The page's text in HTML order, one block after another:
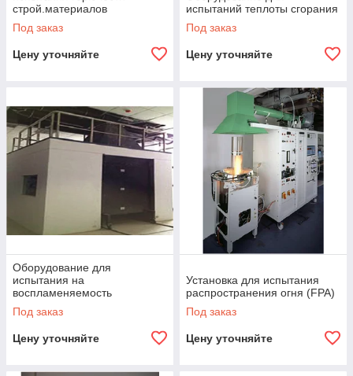
строй.материалов
Под заказ
Цену уточняйте
испытаний теплоты сгорания
Под заказ
Цену уточняйте
Оборудование для
испытания на
воспламеняемость
Под заказ
Цену уточняйте
Установка для испытания
распространения огня (FPA)
Под заказ
Цену уточняйте